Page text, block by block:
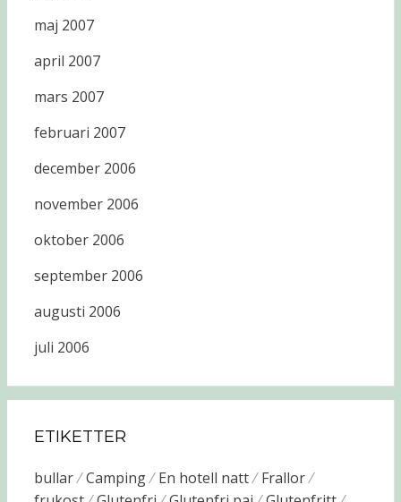
maj 2007
april 2007
mars 2007
februari 2007
december 2006
november 2006
oktober 2006
september 2006
augusti 2006
juli 2006
ETIKETTER
bullar Camping En hotell natt
Frallor